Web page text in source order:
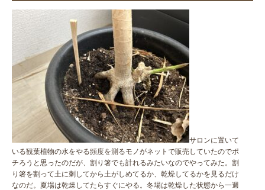
サロンに置いて
いる観葉植物の水をやる頻度を測るモノがネットで販売していたのでポ
チろうと思ったのだが、割り箸でも計れるみたいなのでやってみた。割
り箸を割って土に刺してから土がしめてるか、乾燥してるかを見るだけ
なのだ。夏場は乾燥してたらすぐにやる。冬場は乾燥した状態から一週